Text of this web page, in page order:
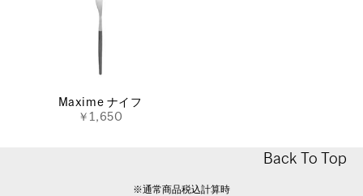
Maxime ナイフ
￥1,650
Back To Top
※通常商品税込計算時